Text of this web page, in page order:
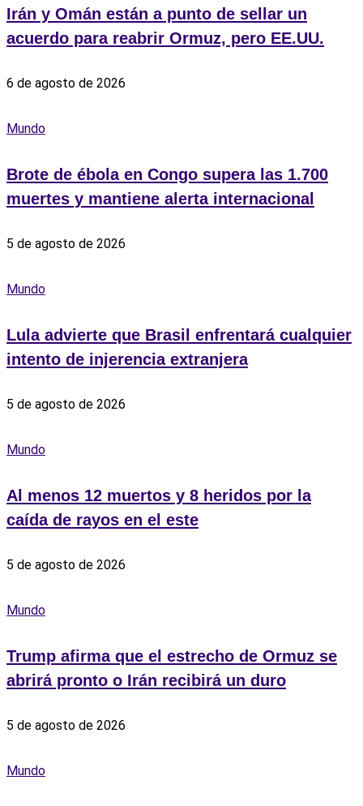
Irán y Omán están a punto de sellar un
acuerdo para reabrir Ormuz, pero EE.UU.
6 de agosto de 2026
Mundo
Brote de ébola en Congo supera las 1.700
muertes y mantiene alerta internacional
5 de agosto de 2026
Mundo
Lula advierte que Brasil enfrentará cualquier
intento de injerencia extranjera
5 de agosto de 2026
Mundo
Al menos 12 muertos y 8 heridos por la
caída de rayos en el este
5 de agosto de 2026
Mundo
Trump afirma que el estrecho de Ormuz se
abrirá pronto o Irán recibirá un duro
5 de agosto de 2026
Mundo